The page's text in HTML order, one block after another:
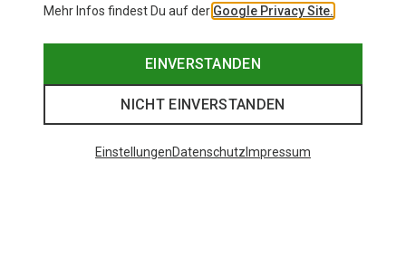
Mehr Infos findest Du auf der Google Privacy Site.
EINVERSTANDEN
NICHT EINVERSTANDEN
EinstellungenDatenschutz Impressum